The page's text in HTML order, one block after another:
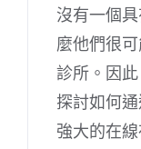
沒有一個
麼他們很
診所。因
探討如何
強大的在